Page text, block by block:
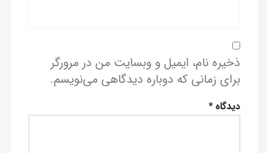
ذخیره نام، ایمیل و وبسایت من در مرورگر
برای زمانی که دوباره دیدگاهی می‌نویسم.
دیدگاه*